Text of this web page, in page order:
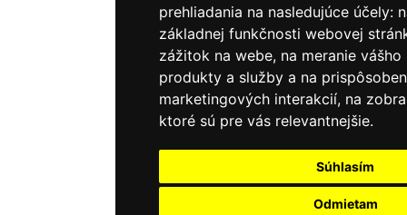
prehliadania na nasledujúce účely:
základnej funkčnosti webovej
zážitok na webe, na meranie
produkty a služby a na
marketingových interakcií, na
ktoré sú pre vás relevantnejšie.
Súhlasím
Odmietam